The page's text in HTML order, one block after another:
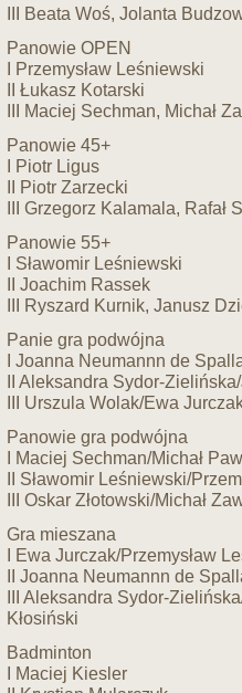
III Beata Woś, Jolanta
Panowie OPEN
I Przemysław Leśniewski
II Łukasz Kotarski
III Maciej Sechman, Michał
Panowie 45+
I Piotr Ligus
II Piotr Zarzecki
III Grzegorz Kalamala, Rafał
Panowie 55+
I Sławomir Leśniewski
II Joachim Rassek
III Ryszard Kurnik, Janusz
Panie gra podwójna
I Joanna Neumannn de
II Aleksandra Sydor-
III Urszula Wolak/Ewa
Panowie gra podwójna
I Maciej Sechman/Michał
II Sławomir Leśniewski/
III Oskar Złotowski/Michał
Gra mieszana
I Ewa Jurczak/Przemysław
II Joanna Neumannn de
III Aleksandra Sydor-
Kłosiński
Badminton
I Maciej Kiesler